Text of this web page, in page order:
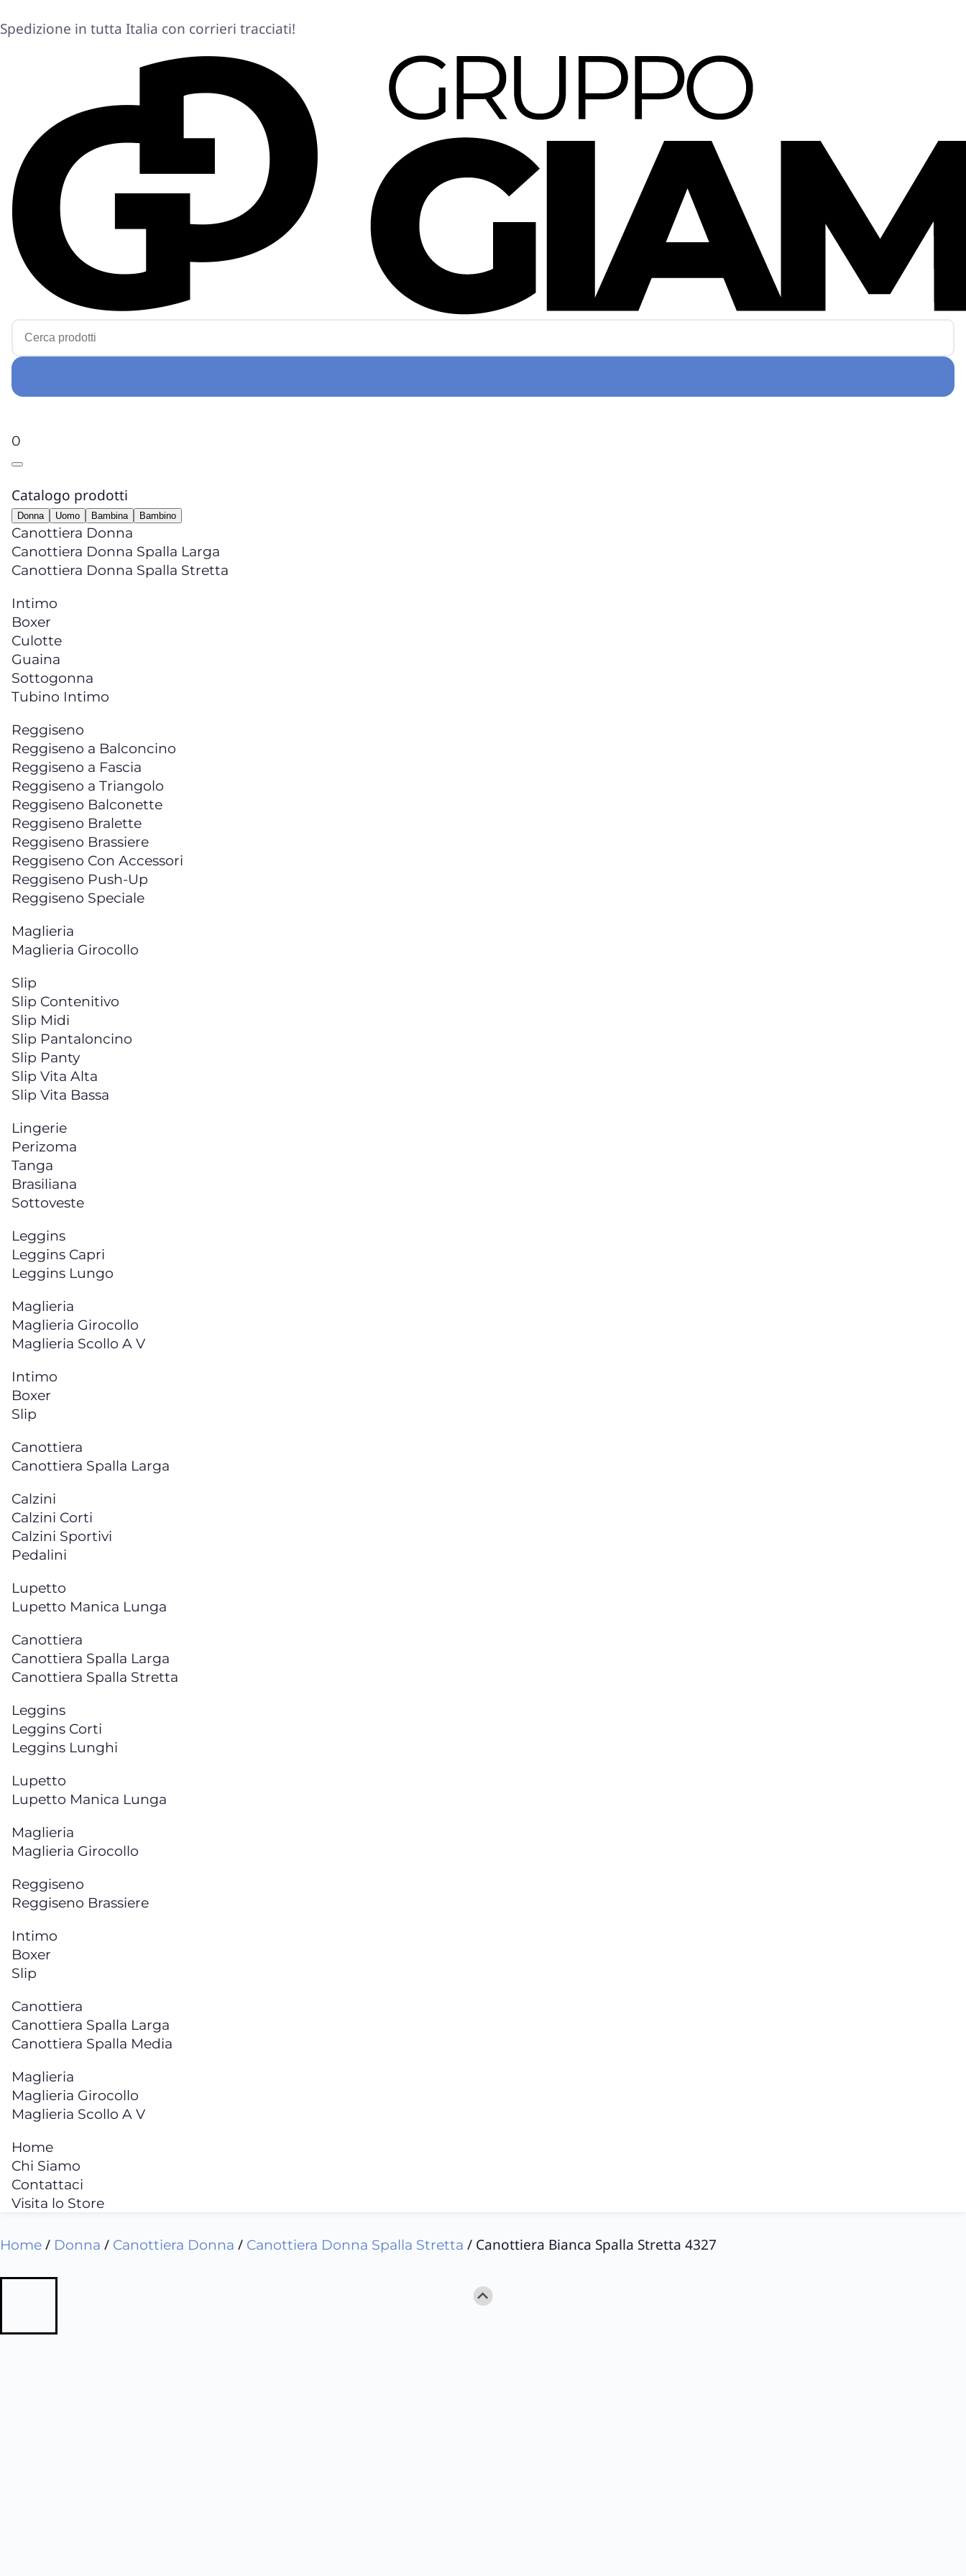
Spedizione in tutta Italia con corrieri tracciati!
0
Catalogo prodotti
Donna Uomo Bambina Bambino
Canottiera Donna
Canottiera Donna Spalla Larga
Canottiera Donna Spalla Stretta
Intimo
Boxer
Culotte
Guaina
Sottogonna
Tubino Intimo
Reggiseno
Reggiseno a Balconcino
Reggiseno a Fascia
Reggiseno a Triangolo
Reggiseno Balconette
Reggiseno Bralette
Reggiseno Brassiere
Reggiseno Con Accessori
Reggiseno Push-Up
Reggiseno Speciale
Maglieria
Maglieria Girocollo
Slip
Slip Contenitivo
Slip Midi
Slip Pantaloncino
Slip Panty
Slip Vita Alta
Slip Vita Bassa
Lingerie
Perizoma
Tanga
Brasiliana
Sottoveste
Leggins
Leggins Capri
Leggins Lungo
Maglieria
Maglieria Girocollo
Maglieria Scollo A V
Intimo
Boxer
Slip
Canottiera
Canottiera Spalla Larga
Calzini
Calzini Corti
Calzini Sportivi
Pedalini
Lupetto
Lupetto Manica Lunga
Canottiera
Canottiera Spalla Larga
Canottiera Spalla Stretta
Leggins
Leggins Corti
Leggins Lunghi
Lupetto
Lupetto Manica Lunga
Maglieria
Maglieria Girocollo
Reggiseno
Reggiseno Brassiere
Intimo
Boxer
Slip
Canottiera
Canottiera Spalla Larga
Canottiera Spalla Media
Maglieria
Maglieria Girocollo
Maglieria Scollo A V
Home
Chi Siamo
Contattaci
Visita lo Store
Home / Donna / Canottiera Donna / Canottiera Donna Spalla Stretta / Canottiera Bianca Spalla Stretta 4327